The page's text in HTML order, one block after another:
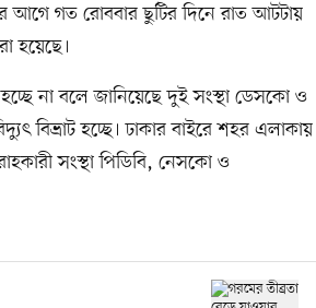
আগে গত রোববার ছুটির দিনে রাত আটটায়
হয়েছে।
না বলে জানিয়েছে দুই সংস্থা ডেসকো ও
বিভ্রাট হচ্ছে। ঢাকার বাইরে শহর এলাকায়
সংস্থা পিডিবি, নেসকো ও